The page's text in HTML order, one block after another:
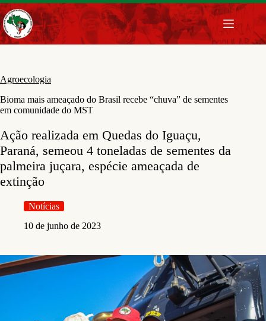
Pular
para
o
conteúdo
Agroecologia
Bioma mais ameaçado do Brasil recebe “chuva” de sementes
em comunidade do MST
Ação realizada em Quedas do Iguaçu,
Paraná, semeou 4 toneladas de sementes da
palmeira juçara, espécie ameaçada de
extinção
Notícias
10 de junho de 2023